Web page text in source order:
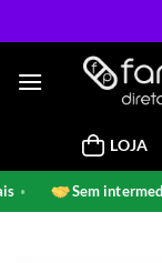
to
LOJA
Sem